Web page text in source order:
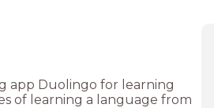
app Duolingo for learning
of learning a language from